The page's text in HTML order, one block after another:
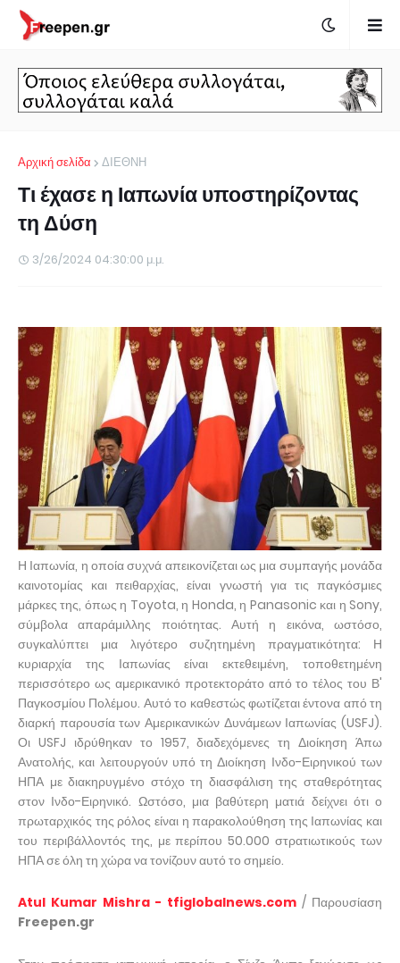
Αρχική σελίδα ΔΙΕΘΝΗ
Τι έχασε η Ιαπωνία υποστηρίζοντας
τη Δύση
3/26/2024 04:30:00 μ.μ.
Η Ιαπωνία, η οποία συχνά απεικονίζεται ως μια συμπαγής μονάδα
καινοτομίας και πειθαρχίας, είναι γνωστή για τις παγκόσμιες
μάρκες της, όπως η Toyota, η Honda, η Panasonic και η Sony,
σύμβολα απαράμιλλης ποιότητας. Αυτή η εικόνα, ωστόσο,
συγκαλύπτει μια λιγότερο συζητημένη πραγματικότητα: Η
κυριαρχία της Ιαπωνίας είναι εκτεθειμένη, τοποθετημένη
περισσότερο ως αμερικανικό προτεκτοράτο από το τέλος του Β'
Παγκοσμίου Πολέμου. Αυτό το καθεστώς φωτίζεται έντονα από τη
διαρκή παρουσία των Αμερικανικών Δυνάμεων Ιαπωνίας (USFJ).
Οι USFJ ιδρύθηκαν το 1957, διαδεχόμενες τη Διοίκηση Άπω
Ανατολής, και λειτουργούν υπό τη Διοίκηση Ινδο-Ειρηνικού των
ΗΠΑ με διακηρυγμένο στόχο τη διασφάλιση της σταθερότητας
στον Ινδο-Ειρηνικό. Ωστόσο, μια βαθύτερη ματιά δείχνει ότι ο
πρωταρχικός της ρόλος είναι η παρακολούθηση της Ιαπωνίας και
του περιβάλλοντός της, με περίπου 50.000 στρατιωτικούς των
ΗΠΑ σε όλη τη χώρα να τονίζουν αυτό το σημείο.
Atul Kumar Mishra - tfiglobalnews.com / Παρουσίαση
Freepen.gr